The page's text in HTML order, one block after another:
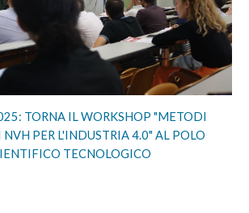
TORNA IL WORKSHOP "METODI
PER L'INDUSTRIA 4.0" AL POLO
TECNOLOGICO